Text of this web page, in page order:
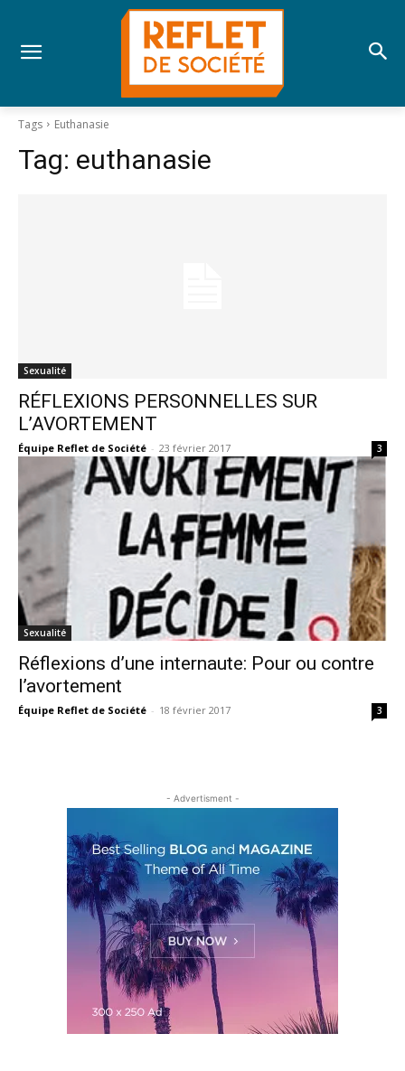
Tags Euthanasie
Tag: euthanasie
Sexualité
RÉFLEXIONS PERSONNELLES SUR
L’AVORTEMENT
Équipe Reflet de Société - 23 février 2017 3
Sexualité
Réflexions d’une internaute: Pour ou contre
l’avortement
Équipe Reflet de Société - 18 février 2017 3
- Advertisment -